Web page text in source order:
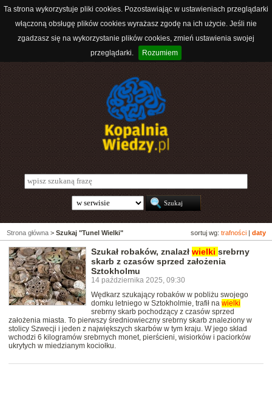
Ta strona wykorzystuje pliki cookies. Pozostawiając w ustawieniach przeglądarki
włączoną obsługę plików cookies wyrażasz zgodę na ich użycie. Jeśli nie
zgadzasz się na wykorzystanie plików cookies, zmień ustawienia swojej
przeglądarki.
Rozumiem
sortuj wg: trafności daty
Strona główna > Szukaj "Tunel Wielki"
Szukał robaków, znalazł wielki srebrny
skarb z czasów sprzed założenia
Sztokholmu
14 października 2025, 09:30
Wędkarz szukający robaków w pobliżu swojego
domku letniego w Sztokholmie, trafił na wielki
srebrny skarb pochodzący z czasów sprzed
założenia miasta. To pierwszy średniowieczny srebrny skarb znaleziony w
stolicy Szwecji i jeden z największych skarbów w tym kraju. W jego skład
wchodzi 6 kilogramów srebrnych monet, pierścieni, wisiorków i paciorków
ukrytych w miedzianym kociołku.